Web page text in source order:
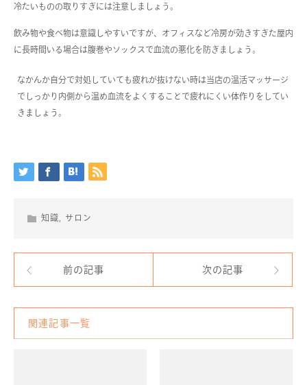
冷たいものの取りすぎには注意しましょう。
飲み物や食べ物は意識しやすいですが、オフィスなど冷房が効きすぎた屋内
に長時間いる場合は腹巻やソックスで血流の悪化を防ぎましょう。
なかんか自分で対処していても疲れが抜けない時は当店の温活マッサージ
でしっかり内側から温め血流をよくすることで疲れにくい体作りをしてい
きましょう。
知識, サロン
前の記事 次の記事
関連記事一覧